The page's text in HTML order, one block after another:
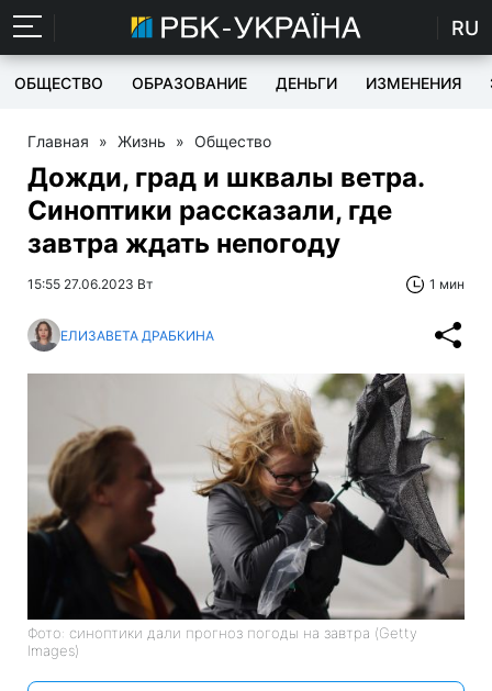
RU
ОБЩЕСТВО ОБРАЗОВАНИЕ ДЕНЬГИ ИЗМЕНЕНИЯ
Главная » Жизнь » Общество
Дожди, град и шквалы ветра.
Синоптики рассказали, где
завтра ждать непогоду
15:55 27.06.2023 Вт 1 мин
ЕЛИЗАВЕТА ДРАБКИНА
Фото: синоптики дали прогноз погоды на завтра (Getty
Images)